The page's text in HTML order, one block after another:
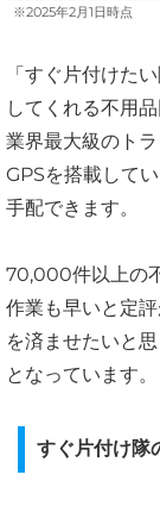
※2025年2月1日時点
「すぐ片付けた
してくれる不用品
業界最大級のト
GPSを搭載して
手配できます。
70,000件以上の
作業も早いと定
を済ませたいと
となっています。
すぐ片付け隊